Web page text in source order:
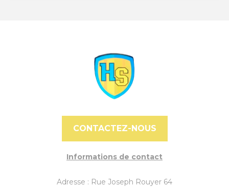
CONTACTEZ-NOUS
Informations de contact
Adresse : Rue Joseph Rouyer 64